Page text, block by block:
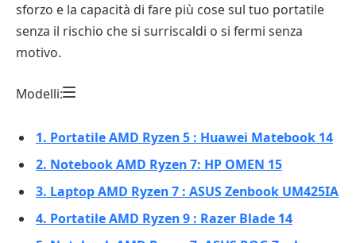
sforzo e la capacità di fare più cose sul tuo portatile
senza il rischio che si surriscaldi o si fermi senza
motivo.
Modelli:
1. Portatile AMD Ryzen 5 : Huawei Matebook 14
2. Notebook AMD Ryzen 7: HP OMEN 15
3. Laptop AMD Ryzen 7 : ASUS Zenbook UM425IA
4. Portatile AMD Ryzen 9 : Razer Blade 14